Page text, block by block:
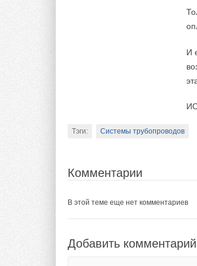
И
Тэги: Системы трубопроводов
Комментарии
В этой теме еще нет комментариев
Добавить комментарий
Солнечные электростанции
В этой теме еще нет комментариев
Ваше имя *